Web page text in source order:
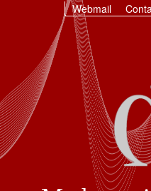
Webmail